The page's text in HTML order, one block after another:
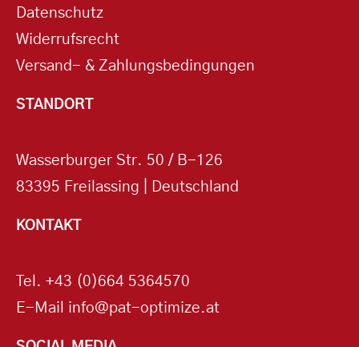
Datenschutz
Widerrufsrecht
Versand- & Zahlungsbedingungen
STANDORT
Wasserburger Str. 50 / B-126
83395 Freilassing | Deutschland
KONTAKT
Tel. +43 (0)664 5364570
E-Mail info@pat-optimize.at